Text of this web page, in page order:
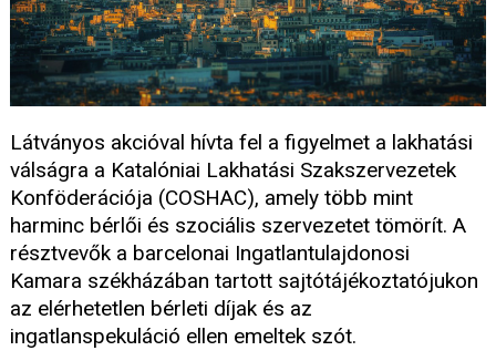
Látványos akcióval hívta fel a figyelmet a lakhatási
válságra a Katalóniai Lakhatási Szakszervezetek
Konföderációja (COSHAC), amely több mint
harminc bérlői és szociális szervezetet tömörít. A
résztvevők a barcelonai Ingatlantulajdonosi
Kamara székházában tartott sajtótájékoztatójukon
az elérhetetlen bérleti díjak és az
ingatlanspekuláció ellen emeltek szót.